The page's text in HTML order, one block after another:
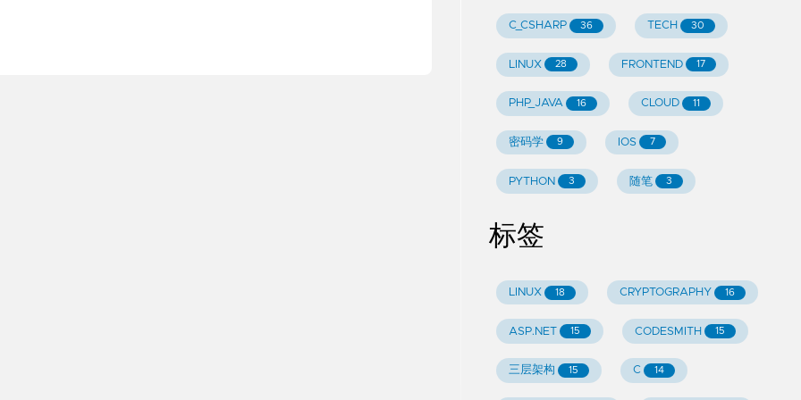
C_CSHARP 36 TECH 30
LINUX 28 FRONTEND 17
PHP_JAVA 16 CLOUD 11
密码学 9 IOS 7
PYTHON 3 随笔 3
标签
LINUX 18 CRYPTOGRAPHY 16
ASP.NET 15 CODESMITH 15
三层架构 15 C 14